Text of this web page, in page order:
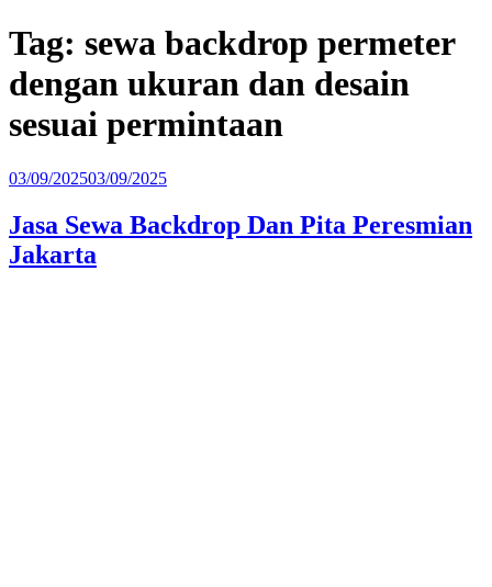
Tag: sewa backdrop permeter
dengan ukuran dan desain
sesuai permintaan
Diposkan
03/09/202503/09/2025
Jasa Sewa Backdrop Dan Pita Peresmian
Jakarta